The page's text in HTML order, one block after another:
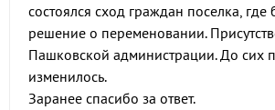
состоялся сход граждан поселка,
решение о переменовании.
Пашковской администрации. До сих
изменилось.
Заранее спасибо за ответ.